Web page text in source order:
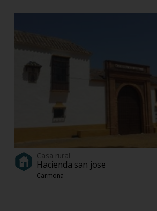
Casa rural
Hacienda san jose
Carmona